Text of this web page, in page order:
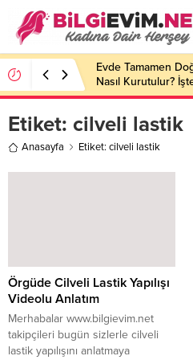
Evde Tamamen
Nasıl Kurutulur?
Etiket: cilveli lastik
Anasayfa Etiket: cilveli lastik
Örgüde Cilveli Lastik Yapılışı
Videolu Anlatım
Merhabalar www.bilgievim.net
takipçileri bugün sizlerle cilveli
lastik yapılışını anlatmaya